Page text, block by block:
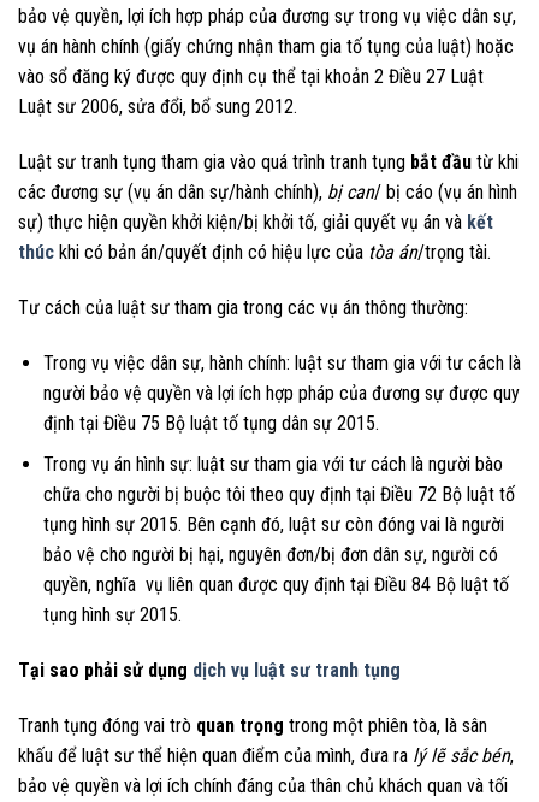
bảo vệ quyền, lợi ích hợp pháp của đương sự trong vụ việc dân sự,
vụ án hành chính (giấy chứng nhận tham gia tố tụng của luật) hoặc
vào sổ đăng ký được quy định cụ thể tại khoản 2 Điều 27 Luật
Luật sư 2006, sửa đổi, bổ sung 2012.
Luật sư tranh tụng tham gia vào quá trình tranh tụng bắt đầu từ khi
các đương sự (vụ án dân sự/hành chính), bị can/ bị cáo (vụ án hình
sự) thực hiện quyền khởi kiện/bị khởi tố, giải quyết vụ án và kết
thúc khi có bản án/quyết định có hiệu lực của tòa án/trọng tài.
Tư cách của luật sư tham gia trong các vụ án thông thường:
Trong vụ việc dân sự, hành chính: luật sư tham gia với tư cách là
người bảo vệ quyền và lợi ích hợp pháp của đương sự được quy
định tại Điều 75 Bộ luật tố tụng dân sự 2015.
Trong vụ án hình sự: luật sư tham gia với tư cách là người bào
chữa cho người bị buộc tôi theo quy định tại Điều 72 Bộ luật tố
tụng hình sự 2015. Bên cạnh đó, luật sư còn đóng vai là người
bảo vệ cho người bị hại, nguyên đơn/bị đơn dân sự, người có
quyền, nghĩa vụ liên quan được quy định tại Điều 84 Bộ luật tố
tụng hình sự 2015.
Tại sao phải sử dụng dịch vụ luật sư tranh tụng
Tranh tụng đóng vai trò quan trọng trong một phiên tòa, là sân
khấu để luật sư thể hiện quan điểm của mình, đưa ra lý lẽ sắc bén,
bảo vệ quyền và lợi ích chính đáng của thân chủ khách quan và tối